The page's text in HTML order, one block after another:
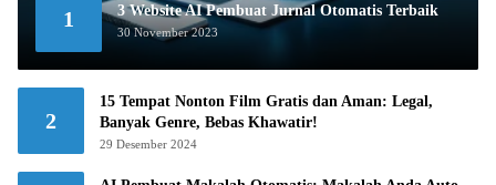
1 3 Website AI Pembuat Jurnal Otomatis Terbaik
30 November 2023
2
15 Tempat Nonton Film Gratis dan Aman: Legal,
Banyak Genre, Bebas Khawatir!
29 Desember 2024